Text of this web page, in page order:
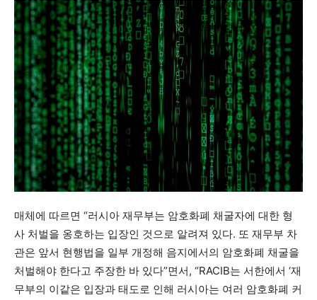
매체에 따르면 “러시아 재무부는 암호화폐 채굴자에 대한 형
사 처벌을 옹호하는 입장인 것으로 알려져 있다. 또 재무부 차
관은 앞서 현행법을 일부 개정해 음지에서의 암호화폐 채굴을
처벌해야 한다고 주장한 바 있다”면서, “RACIB는 서한에서 ‘재
무부의 이같은 입장과 태도로 인해 러시아는 여러 암호화폐 커